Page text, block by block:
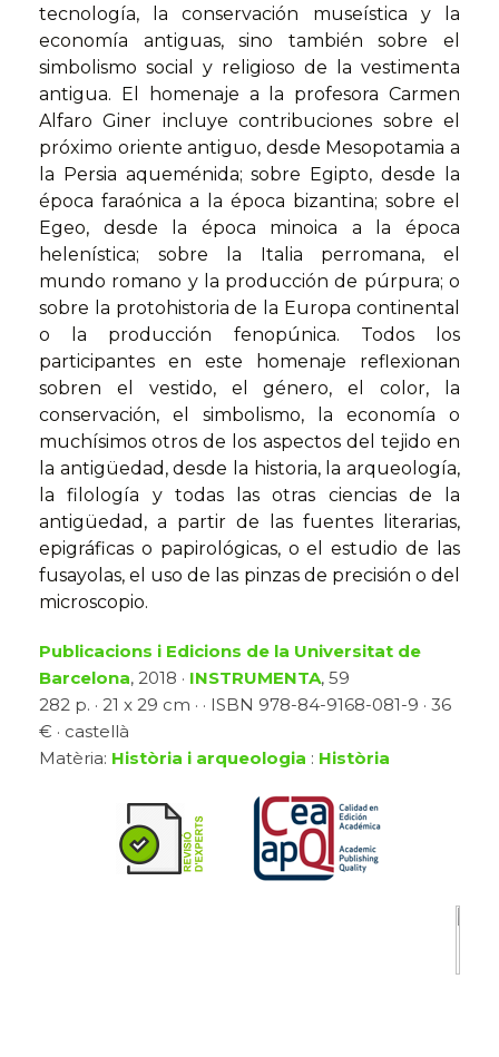
tecnología, la conservación museística y la
economía antiguas, sino también sobre el
simbolismo social y religioso de la vestimenta
antigua. El homenaje a la profesora Carmen
Alfaro Giner incluye contribuciones sobre el
próximo oriente antiguo, desde Mesopotamia a
la Persia aqueménida; sobre Egipto, desde la
época faraónica a la época bizantina; sobre el
Egeo, desde la época minoica a la época
helenística; sobre la Italia perromana, el
mundo romano y la producción de púrpura; o
sobre la protohistoria de la Europa continental
o la producción fenopúnica. Todos los
participantes en este homenaje reflexionan
sobren el vestido, el género, el color, la
conservación, el simbolismo, la economía o
muchísimos otros de los aspectos del tejido en
la antigüedad, desde la historia, la arqueología,
la filología y todas las otras ciencias de la
antigüedad, a partir de las fuentes literarias,
epigráficas o papirológicas, o el estudio de las
fusayolas, el uso de las pinzas de precisión o del
microscopio.
Publicacions i Edicions de la Universitat de
Barcelona, 2018 · INSTRUMENTA, 59
282 p. · 21 x 29 cm · · ISBN 978-84-9168-081-9 · 36
€ · castellà
Matèria: Història i arqueologia : Història